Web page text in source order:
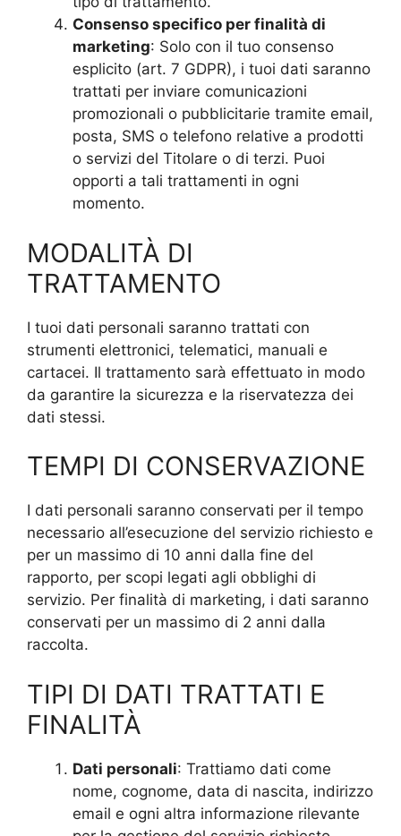
Consenso specifico per finalità di
marketing: Solo con il tuo consenso
esplicito (art. 7 GDPR), i tuoi dati saranno
trattati per inviare comunicazioni
promozionali o pubblicitarie tramite email,
posta, SMS o telefono relative a prodotti
o servizi del Titolare o di terzi. Puoi
opporti a tali trattamenti in ogni
momento.
MODALITÀ DI
TRATTAMENTO
I tuoi dati personali saranno trattati con
strumenti elettronici, telematici, manuali e
cartacei. Il trattamento sarà effettuato in modo
da garantire la sicurezza e la riservatezza dei
dati stessi.
TEMPI DI CONSERVAZIONE
I dati personali saranno conservati per il tempo
necessario all’esecuzione del servizio richiesto e
per un massimo di 10 anni dalla fine del
rapporto, per scopi legati agli obblighi di
servizio. Per finalità di marketing, i dati saranno
conservati per un massimo di 2 anni dalla
raccolta.
TIPI DI DATI TRATTATI E
FINALITÀ
Dati personali: Trattiamo dati come
nome, cognome, data di nascita, indirizzo
email e ogni altra informazione rilevante